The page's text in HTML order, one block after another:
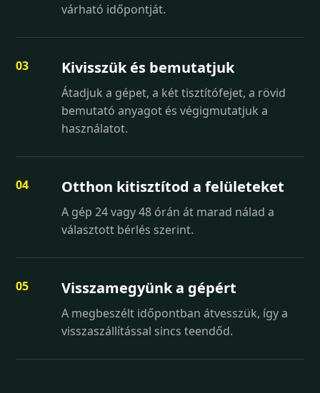
várható időpontját.
Kivisszük és bemutatjuk
Átadjuk a gépet, a két tisztítófejet, a rövid
bemutató anyagot és végigmutatjuk a
használatot.
Otthon kitisztítod a felületeket
A gép 24 vagy 48 órán át marad nálad a
választott bérlés szerint.
Visszamegyünk a gépért
A megbeszélt időpontban átvesszük, így a
visszaszállítással sincs teendőd.